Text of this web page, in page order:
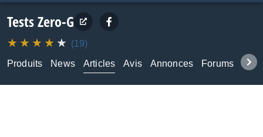
Tests Zero-G
(19)
Produits
News Articles Avis Annonces Forums